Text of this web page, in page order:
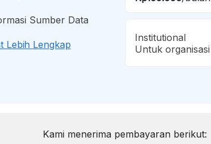
Sumber Data
Lebih Lengkap
Institutional
Untuk organisasi
Kami menerima pembayaran berikut: